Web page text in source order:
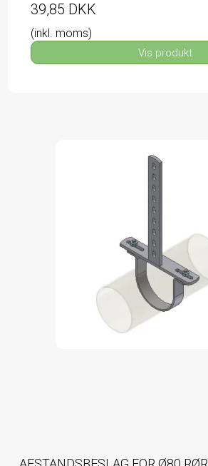
39,85 DKK
(inkl. moms)
Vis produkt